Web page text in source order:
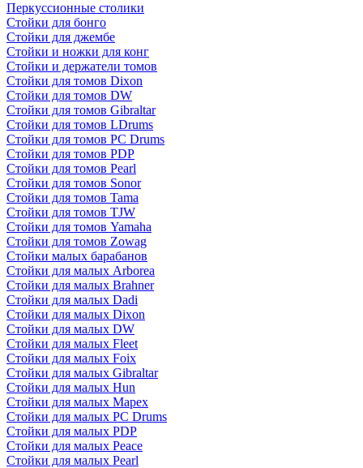
Перкуссионные столики
Стойки для бонго
Стойки для джембе
Стойки и ножки для конг
Стойки и держатели томов
Стойки для томов Dixon
Стойки для томов DW
Стойки для томов Gibraltar
Стойки для томов LDrums
Стойки для томов PC Drums
Стойки для томов PDP
Стойки для томов Pearl
Стойки для томов Sonor
Стойки для томов Tama
Стойки для томов TJW
Стойки для томов Yamaha
Стойки для томов Zowag
Стойки малых барабанов
Стойки для малых Arborea
Стойки для малых Brahner
Стойки для малых Dadi
Стойки для малых Dixon
Стойки для малых DW
Стойки для малых Fleet
Стойки для малых Foix
Стойки для малых Gibraltar
Стойки для малых Hun
Стойки для малых Mapex
Стойки для малых PC Drums
Стойки для малых PDP
Стойки для малых Peace
Стойки для малых Pearl